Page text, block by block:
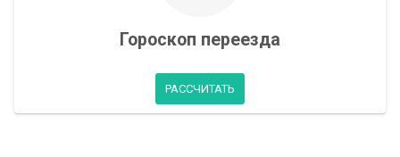
Гороскоп переезда
РАССЧИТАТЬ